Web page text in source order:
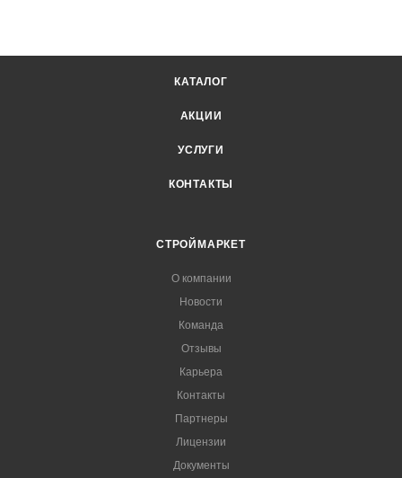
КАТАЛОГ
АКЦИИ
УСЛУГИ
КОНТАКТЫ
СТРОЙМАРКЕТ
О компании
Новости
Команда
Отзывы
Карьера
Контакты
Партнеры
Лицензии
Документы